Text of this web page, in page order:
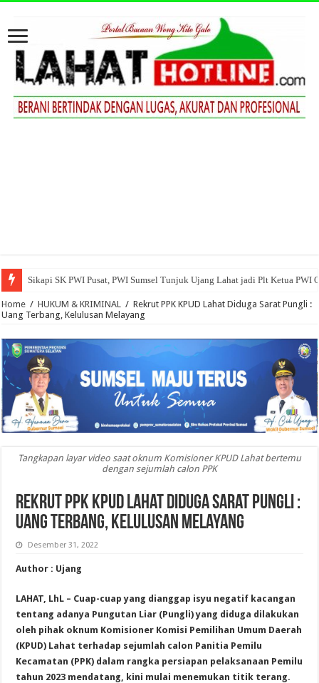
Sikapi SK PWI Pusat, PWI Sumsel Tunjuk Ujang Lahat jadi Plt Ketua PWI
Home / HUKUM & KRIMINAL / Rekrut PPK KPUD Lahat Diduga Sarat Pungli :
Uang Terbang, Kelulusan Melayang
Tangkapan layar video saat oknum Komisioner KPUD Lahat bertemu
dengan sejumlah calon PPK
Rekrut PPK KPUD Lahat Diduga Sarat Pungli :
Uang Terbang, Kelulusan Melayang
Desember 31, 2022
Author : Ujang
LAHAT, LhL – Cuap-cuap yang dianggap isyu negatif kacangan
tentang adanya Pungutan Liar (Pungli) yang diduga dilakukan
oleh pihak oknum Komisioner Komisi Pemilihan Umum Daerah
(KPUD) Lahat terhadap sejumlah calon Panitia Pemilu
Kecamatan (PPK) dalam rangka persiapan pelaksanaan Pemilu
tahun 2023 mendatang, kini mulai menemukan titik terang.